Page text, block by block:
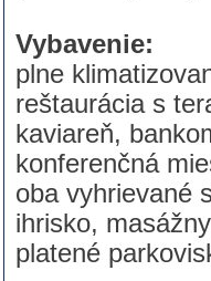
Vybavenie:
plne
reštaurácia s
kaviareň,
konferenčná
oba vyhrievané
ihrisko,
platené